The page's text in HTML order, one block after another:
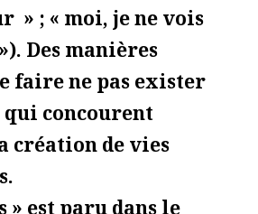
» ; « moi, je ne vois
). Des manières
faire ne pas exister
qui concourent
création de vies
» est paru dans le